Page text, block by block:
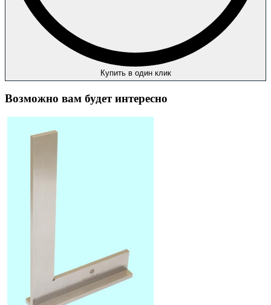
Купить в один клик
Возможно вам будет интересно